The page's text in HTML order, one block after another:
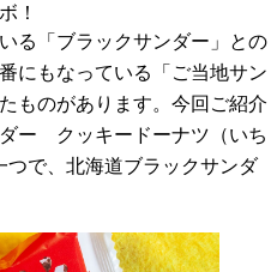
！
る「ブラックサンダー」との
にもなっている「ご当地サン
ものがあります。今回ご紹介
ー クッキードーナツ（いち
つで、北海道ブラックサンダ